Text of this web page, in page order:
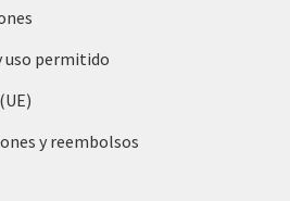
uso permitido
y reembolsos